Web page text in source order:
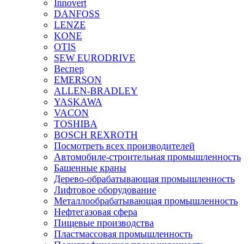
Innovert
DANFOSS
LENZE
KONE
OTIS
SEW EURODRIVE
Веспер
EMERSON
ALLEN-BRADLEY
YASKAWA
VACON
TOSHIBA
BOSCH REXROTH
Посмотреть всех производителей
Автомобиле-строительная промышленность
Башенные краны
Дерево-обрабатывающая промышленность
Лифтовое оборудование
Металлообрабатывающая промышленность
Нефтегазовая сфера
Пищевые производства
Пластмассовая промышленность